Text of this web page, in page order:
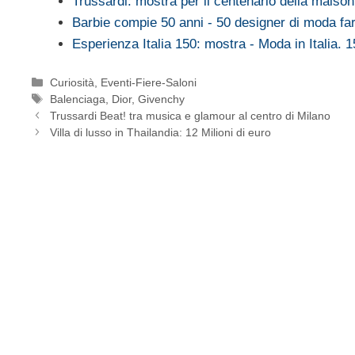
Barbie compie 50 anni - 50 designer di moda
Esperienza Italia 150: mostra - Moda in Italia.
Categorie
Curiosità
Eventi-Fiere-Saloni
Tag
Balenciaga Dior,Givenchy
Trussardi Beat! tra musica e glamour al centro di Milano
Villa di lusso in Thailandia: 12 Milioni di euro